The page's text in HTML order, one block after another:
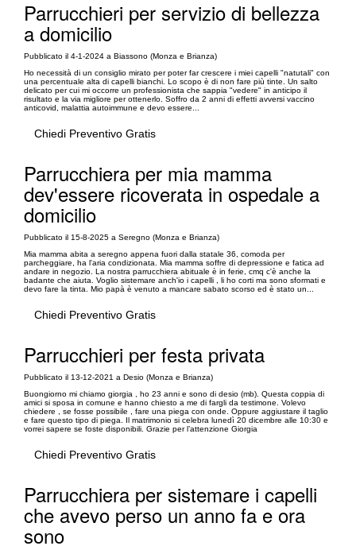
Parrucchieri per servizio di bellezza
a domicilio
Pubblicato il 4-1-2024 a Biassono (Monza e Brianza)
Ho necessità di un consiglio mirato per poter far crescere i miei capelli "natutali" con
una percentuale alta di capelli bianchi. Lo scopo è di non fare più tinte. Un salto
delicato per cui mi occorre un professionista che sappia "vedere" in anticipo il
risultato e la via migliore per ottenerlo. Soffro da 2 anni di effetti avversi vaccino
anticovid, malattia autoimmune e devo essere...
Chiedi Preventivo Gratis
Parrucchiera per mia mamma
dev'essere ricoverata in ospedale a
domicilio
Pubblicato il 15-8-2025 a Seregno (Monza e Brianza)
Mia mamma abita a seregno appena fuori dalla statale 36, comoda per
parcheggiare, ha l'aria condizionata. Mia mamma soffre di depressione e fatica ad
andare in negozio. La nostra parrucchiera abituale è in ferie, cmq c'è anche la
badante che aiuta. Voglio sistemare anch'io i capelli , li ho corti ma sono sformati e
devo fare la tinta. Mio papà è venuto a mancare sabato scorso ed è stato un...
Chiedi Preventivo Gratis
Parrucchieri per festa privata
Pubblicato il 13-12-2021 a Desio (Monza e Brianza)
Buongiorno mi chiamo giorgia , ho 23 anni e sono di desio (mb). Questa coppia di
amici si sposa in comune e hanno chiesto a me di fargli da testimone. Volevo
chiedere , se fosse possibile , fare una piega con onde. Oppure aggiustare il taglio
e fare questo tipo di piega. Il matrimonio si celebra lunedì 20 dicembre alle 10:30 e
vorrei sapere se foste disponibili. Grazie per l’attenzione Giorgia
Chiedi Preventivo Gratis
Parrucchiera per sistemare i capelli
che avevo perso un anno fa e ora
sono